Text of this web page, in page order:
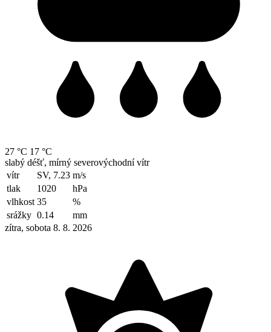
27 °C 17 °C
slabý déšť, mírný severovýchodní vítr
vítr
SV, 7.23 m/s
tlak
1020
hPa
vlhkost 35
%
srážky 0.14
mm
zítra, sobota 8. 8. 2026